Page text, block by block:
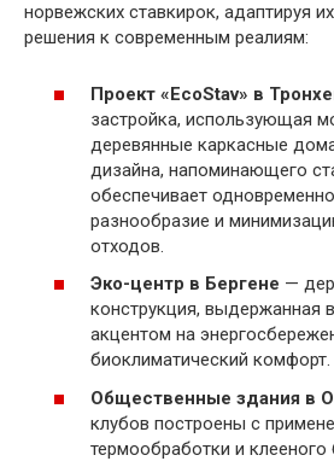
норвежских ставкирок, адаптируя
решения к современным реалиям:
Проект «EcoStav» в
застройка, использующая
деревянные каркасные
дизайнa, напоминающего
обеспечивает
разнообразие и
отходов.
Эко-центр в Бергене —
конструкция, выдержанная
акцентом на
биоклиматический комфорт.
Общественные здания в
клубов построены с
термообработки и клееного